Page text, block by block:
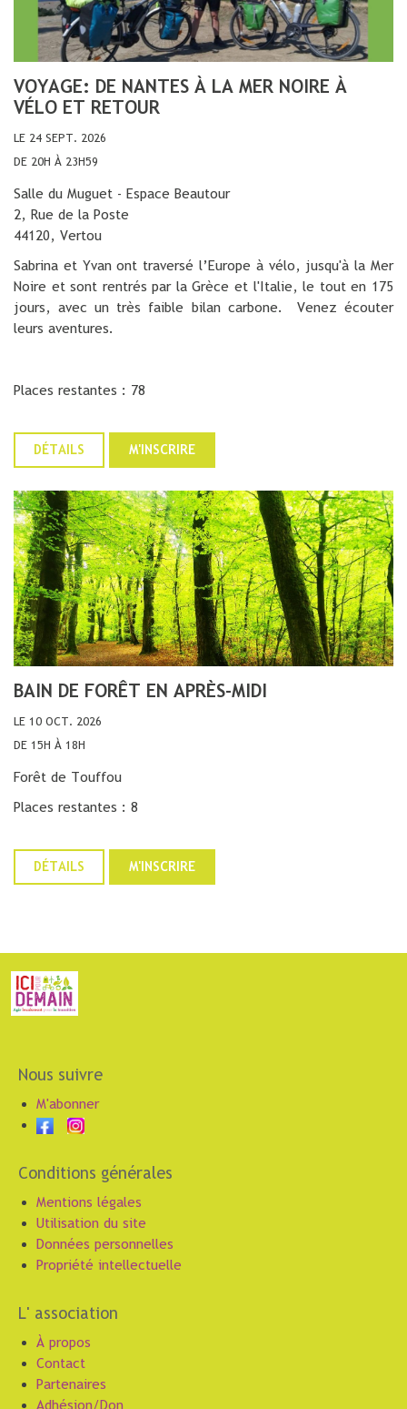
VOYAGE: DE NANTES À LA MER NOIRE À
VÉLO ET RETOUR
LE 24 SEPT. 2026
DE 20H À 23H59
Salle du Muguet - Espace Beautour
2, Rue de la Poste
44120, Vertou
Sabrina et Yvan ont traversé l’Europe à vélo, jusqu'à la Mer
Noire et sont rentrés par la Grèce et l'Italie, le tout en 175
jours, avec un très faible bilan carbone. Venez écouter
leurs aventures.
Places restantes : 78
DÉTAILS M'INSCRIRE
BAIN DE FORÊT EN APRÈS-MIDI
LE 10 OCT. 2026
DE 15H À 18H
Forêt de Touffou
Places restantes : 8
DÉTAILS M'INSCRIRE
Nous suivre
M'abonner
Conditions générales
Mentions légales
Utilisation du site
Données personnelles
Propriété intellectuelle
L' association
À propos
Contact
Partenaires
Adhésion/Don